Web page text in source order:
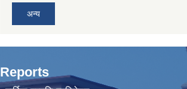
अन्य
Reports